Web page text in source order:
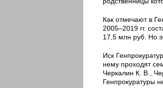
Как отмечают в
2005–2019 гг.
17,5 млн руб. Но
Иск
нему проходят
Черкалин К. В.,
Генпрокуратуры